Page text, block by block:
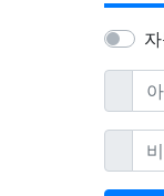
아이디
비밀번